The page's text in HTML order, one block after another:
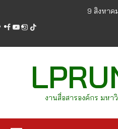
content
9 สิงหาค
facebook
youtube
instagram
tiktok
งานสื่อสารองค์กร มหา